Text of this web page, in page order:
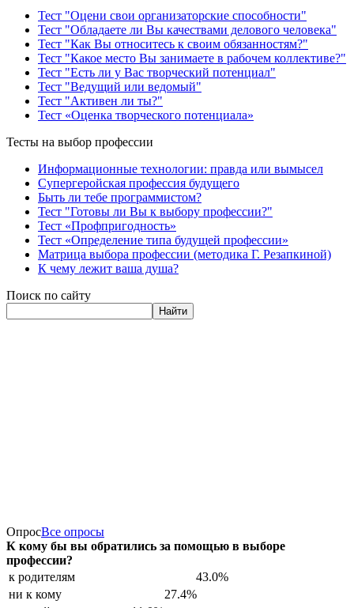
Тест "Оцени свои организаторские способности"
Тест "Обладаете ли Вы качествами делового человека"
Тест "Как Вы относитесь к своим обязанностям?"
Тест "Какое место Вы занимаете в рабочем коллективе?"
Тест "Есть ли у Вас творческий потенциал"
Тест "Ведущий или ведомый"
Тест "Активен ли ты?"
Тест «Оценка творческого потенциала»
Тесты на выбор профессии
Информационные технологии: правда или вымысел
Супергеройская профессия будущего
Быть ли тебе программистом?
Тест "Готовы ли Вы к выбору профессии?"
Тест «Профпригодность»
Тест «Определение типа будущей профессии»
Матрица выбора профессии (методика Г. Резапкиной)
К чему лежит ваша душа?
Поиск по сайту
Найти
ОпросВсе опросы
К кому бы вы обратились за помощью в выборе
профессии?
к родителям
43.0%
ни к кому
27.4%